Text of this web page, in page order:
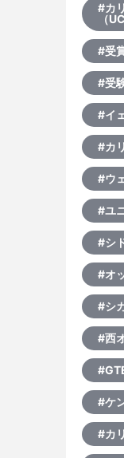
#カ
（
#受
#受
#イ
#カ
#ウ
#ユ
#シ
#オ
#シ
#西
#ケ
#カ